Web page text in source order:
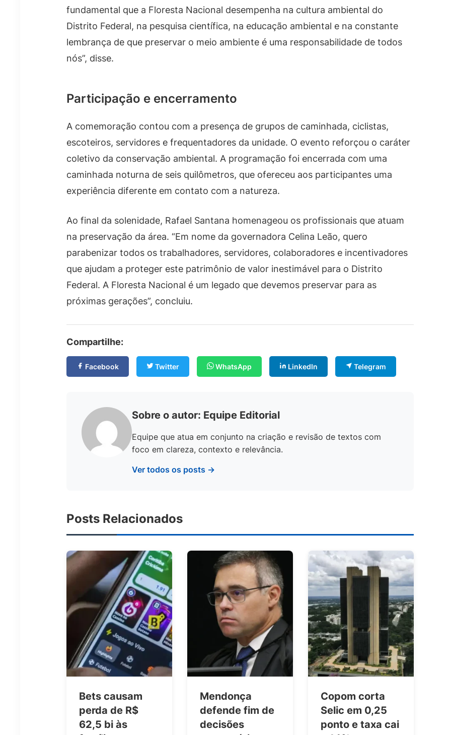
fundamental que a Floresta Nacional desempenha na cultura ambiental do
Distrito Federal, na pesquisa científica, na educação ambiental e na constante
lembrança de que preservar o meio ambiente é uma responsabilidade de todos
nós”, disse.
Participação e encerramento
A comemoração contou com a presença de grupos de caminhada, ciclistas,
escoteiros, servidores e frequentadores da unidade. O evento reforçou o caráter
coletivo da conservação ambiental. A programação foi encerrada com uma
caminhada noturna de seis quilômetros, que ofereceu aos participantes uma
experiência diferente em contato com a natureza.
Ao final da solenidade, Rafael Santana homenageou os profissionais que atuam
na preservação da área. “Em nome da governadora Celina Leão, quero
parabenizar todos os trabalhadores, servidores, colaboradores e incentivadores
que ajudam a proteger este patrimônio de valor inestimável para o Distrito
Federal. A Floresta Nacional é um legado que devemos preservar para as
próximas gerações”, concluiu.
Compartilhe:
Facebook Twitter WhatsApp LinkedIn Telegram
Sobre o autor: Equipe Editorial
Equipe que atua em conjunto na criação e revisão de textos com
foco em clareza, contexto e relevância.
Ver todos os posts →
Posts Relacionados
Bets causam
perda de R$
62,5 bi às
Mendonça
defende fim de
decisões
Copom corta
Selic em 0,25
ponto e taxa cai